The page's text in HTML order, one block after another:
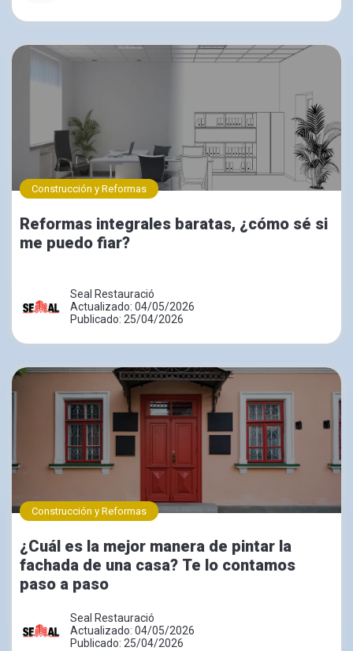
Construcción y Reformas
Reformas integrales baratas, ¿cómo sé si
me puedo fiar?
Seal Restauració
Actualizado: 04/05/2026
Publicado: 25/04/2026
Construcción y Reformas
¿Cuál es la mejor manera de pintar la
fachada de una casa? Te lo contamos
paso a paso
Seal Restauració
Actualizado: 04/05/2026
Publicado: 25/04/2026